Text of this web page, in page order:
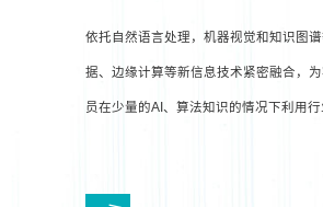
依托自然语言处理，机器视觉和知识图
据、边缘计算等新信息技术紧密融合，
员在少量的AI、算法知识的情况下利用